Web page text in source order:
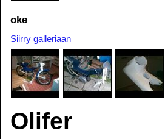
oke
Siirry galleriaan
Olifer